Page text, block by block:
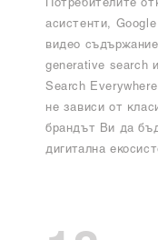
Потребителите
асистенти,
видео
generative search
Search
не зависи от
брандът Ви да
дигитална